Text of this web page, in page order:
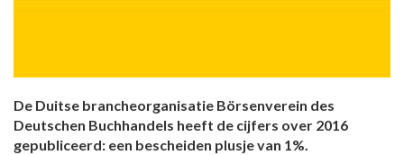
De Duitse brancheorganisatie ​Börsenverein des
Deutschen Buchhandels heeft de cijfers over 2016
gepubliceerd: een bescheiden plusje van 1%.